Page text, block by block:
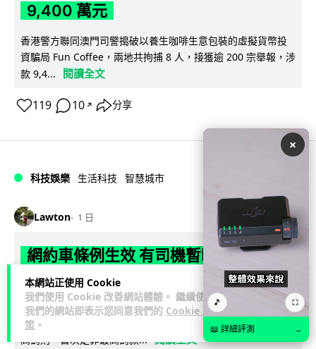
本網站正使用 Cookie
我們使用 Cookie 改善網站體驗。 繼續使用
我們的網站即表示您同意我們的 Cookie 政
策 。
9,400 萬元
香港警方聯同澳門司警搗破以養生咖啡生意包裝的虛擬貨幣投
資騙局 Fun Coffee，兩地共拘捕 8 人，接獲逾 200 宗舉報，涉
款 9,4...
閱讀全文
119 10 ↗ 分享
科技娛樂 生活科技 智慧城市
Lawton 1 日
網約車條例生效 有司機暫時停工避風頭
的士業界籲白牌 "改邪歸正"
規管網約車法例大部分條文已於 8 月 3 日生效，的士業界就期
望白牌車司機，能夠「改邪歸正」回流駕駛的士。新例大幅提
高罰則，首次定罪最高罰款... 閱讀全文
×
🎵 ⛶
📖 詳細評測 →